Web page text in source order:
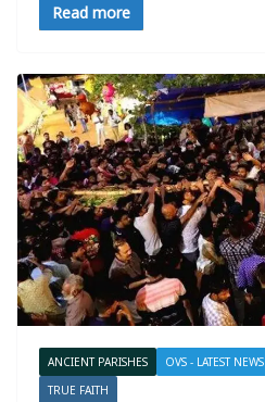
Read more
ANCIENT PARISHES OVS - LATEST NEWS
TRUE FAITH